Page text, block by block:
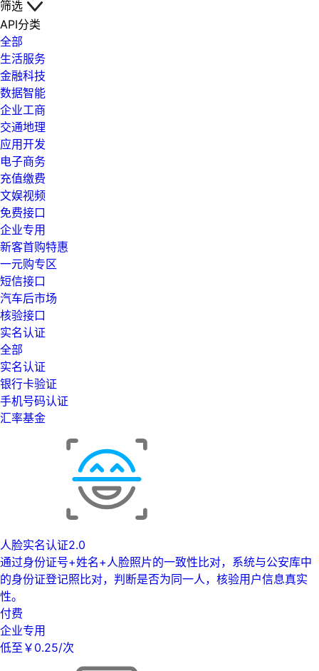
筛选
API分类
全部
生活服务
金融科技
数据智能
企业工商
交通地理
应用开发
电子商务
充值缴费
文娱视频
免费接口
企业专用
新客首购特惠
一元购专区
短信接口
汽车后市场
核验接口
实名认证
全部
实名认证
银行卡验证
手机号码认证
汇率基金
人脸实名认证2.0
通过身份证号+姓名+人脸照片的一致性比对，系统与公安库中
的身份证登记照比对，判断是否为同一人，核验用户信息真实
性。
付费
企业专用
低至￥0.25/次